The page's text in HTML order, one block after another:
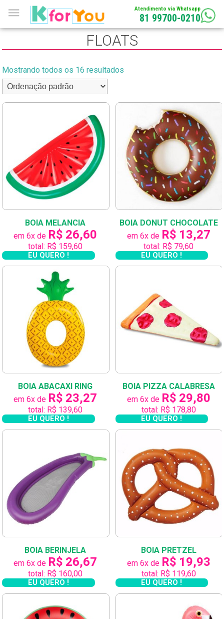
Atendimento via Whatsapp
81 99700-0210
FLOATS
Mostrando todos os 16 resultados
BOIA MELANCIA
em 6x de R$ 26,60
total: R$ 159,60
EU QUERO !
BOIA DONUT CHOCOLATE
em 6x de R$ 13,27
total: R$ 79,60
EU QUERO !
BOIA ABACAXI RING
em 6x de R$ 23,27
total: R$ 139,60
EU QUERO !
BOIA PIZZA CALABRESA
em 6x de R$ 29,80
total: R$ 178,80
EU QUERO !
BOIA BERINJELA
em 6x de R$ 26,67
total: R$ 160,00
EU QUERO !
BOIA PRETZEL
em 6x de R$ 19,93
total: R$ 119,60
EU QUERO !